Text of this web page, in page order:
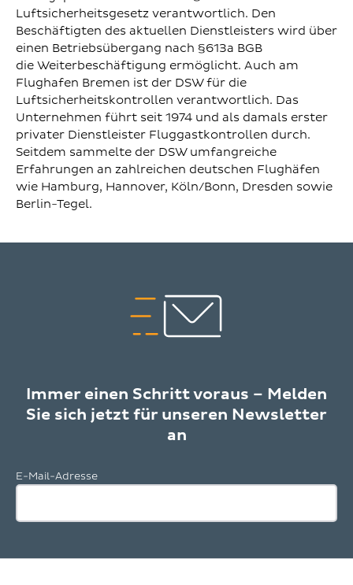
Luftsicherheitsgesetz verantwortlich. Den
Beschäftigten des aktuellen Dienstleisters wird über
einen Betriebsübergang nach §613a BGB
die Weiterbeschäftigung ermöglicht. Auch am
Flughafen Bremen ist der DSW für die
Luftsicherheitskontrollen verantwortlich. Das
Unternehmen führt seit 1974 und als damals erster
privater Dienstleister Fluggastkontrollen durch.
Seitdem sammelte der DSW umfangreiche
Erfahrungen an zahlreichen deutschen Flughäfen
wie Hamburg, Hannover, Köln/Bonn, Dresden sowie
Berlin-Tegel.
Immer einen Schritt voraus – Melden
Sie sich jetzt für unseren Newsletter
an
E-Mail-Adresse